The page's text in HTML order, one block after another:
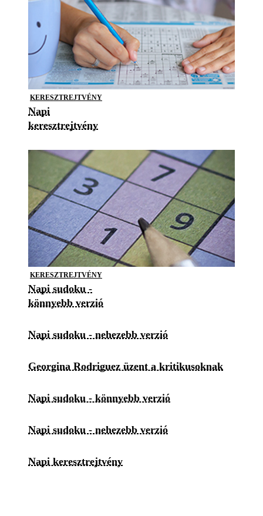
KERESZTREJTVÉNY
Napi
keresztrejtvény
KERESZTREJTVÉNY
Napi sudoku -
könnyebb verzió
Napi sudoku - nehezebb verzió
Georgina Rodriguez üzent a kritikusoknak
Napi sudoku - könnyebb verzió
Napi sudoku - nehezebb verzió
Napi keresztrejtvény